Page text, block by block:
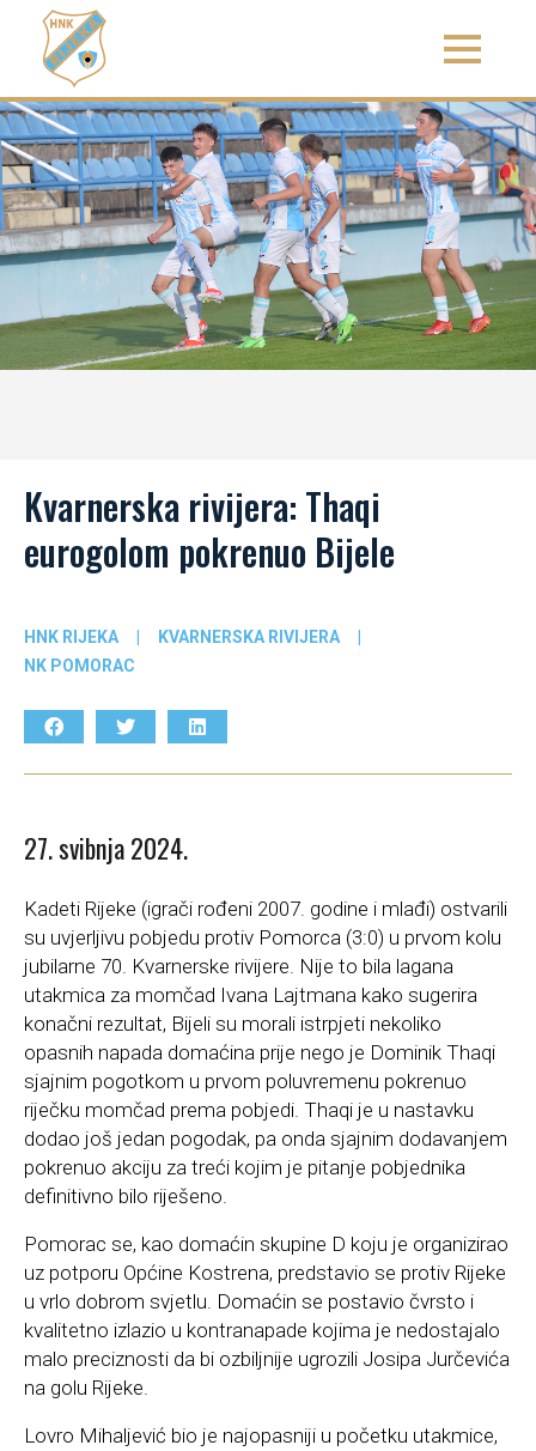
Kvarnerska rivijera: Thaqi
eurogolom pokrenuo Bijele
HNK RIJEKA | KVARNERSKA RIVIJERA
|
NK POMORAC
27. svibnja 2024.
Kadeti Rijeke (igrači rođeni 2007. godine i mlađi) ostvarili
su uvjerljivu pobjedu protiv Pomorca (3:0) u prvom kolu
jubilarne 70. Kvarnerske rivijere. Nije to bila lagana
utakmica za momčad Ivana Lajtmana kako sugerira
konačni rezultat, Bijeli su morali istrpjeti nekoliko
opasnih napada domaćina prije nego je Dominik Thaqi
sjajnim pogotkom u prvom poluvremenu pokrenuo
riječku momčad prema pobjedi. Thaqi je u nastavku
dodao još jedan pogodak, pa onda sjajnim dodavanjem
pokrenuo akciju za treći kojim je pitanje pobjednika
definitivno bilo riješeno.
Pomorac se, kao domaćin skupine D koju je organizirao
uz potporu Općine Kostrena, predstavio se protiv Rijeke
u vrlo dobrom svjetlu. Domaćin se postavio čvrsto i
kvalitetno izlazio u kontranapade kojima je nedostajalo
malo preciznosti da bi ozbiljnije ugrozili Josipa Jurčevića
na golu Rijeke.
Lovro Mihaljević bio je najopasniji u početku utakmice,